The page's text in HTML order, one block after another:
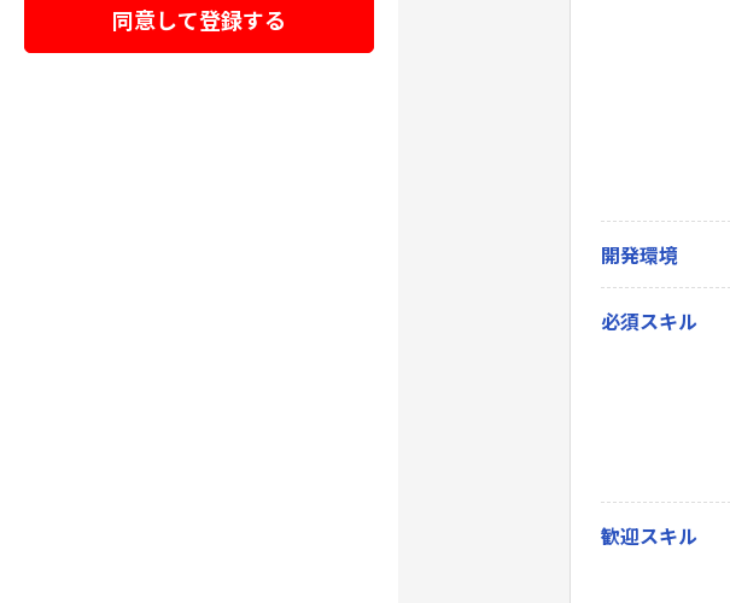
同意して登録する
開発環境
必須スキル
歓迎スキル